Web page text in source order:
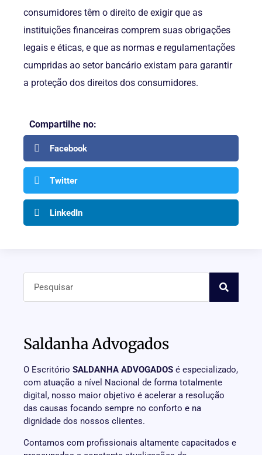
consumidores têm o direito de exigir que as
instituições financeiras comprem suas obrigações
legais e éticas, e que as normas e regulamentações
cumpridas ao setor bancário existam para garantir
a proteção dos direitos dos consumidores.
Compartilhe no:
Facebook
Twitter
LinkedIn
Saldanha Advogados
O Escritório SALDANHA ADVOGADOS é especializado,
com atuação a nível Nacional de forma totalmente
digital, nosso maior objetivo é acelerar a resolução
das causas focando sempre no conforto e na
dignidade dos nossos clientes.
Contamos com profissionais altamente capacitados e